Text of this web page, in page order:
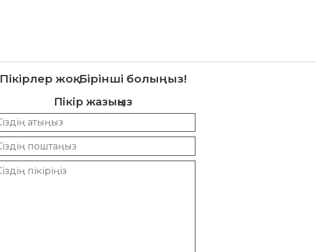
Пікірлер жоқ. Бірінші болыңыз!
Пікір жазыңыз